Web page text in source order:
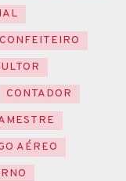
CONFEITEIRO
CONTADOR
AÉREO